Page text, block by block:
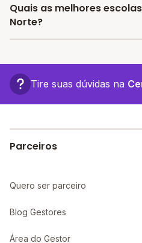
Quais as melhores
Norte?
Tire suas dúvidas na
Parceiros
Quero ser parceiro
Blog Gestores
Área do Gestor